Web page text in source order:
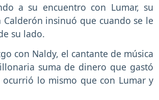
a su encuentro con Lumar, su
insinuó que cuando se le
su lado.
con Naldy, el cantante de música
suma de dinero que gastó
lo mismo que con Lumar y